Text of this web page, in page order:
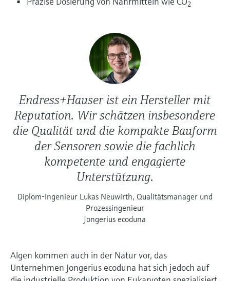
Produktspezifische Informationen und
Ersatzteile anhand von Produktwurzel,
Füllstandsmessung
Füllstandsmessung Druck
Analysatoren für Härte, Eisen,
Mikrowellentransmission
Memosens-Technologie
Alle ansehen
2
Endress+Hauser ist ein Hersteller mit
Reputation. Wir schätzen insbesondere
die Qualität und die kompakte Bauform
der Sensoren sowie die fachlich
kompetente und engagierte
Unterstützung.
Diplom-Ingenieur Lukas Neuwirth, Qualitätsmanager und
Prozessingenieur
Jongerius ecoduna
Algen kommen auch in der Natur vor, das
Unternehmen Jongerius ecoduna hat sich jedoch auf